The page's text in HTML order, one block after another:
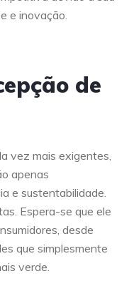
e inovação.
de
vez mais exigentes,
apenas
e sustentabilidade.
Espera-se que ele
desde
que simplesmente
verde.